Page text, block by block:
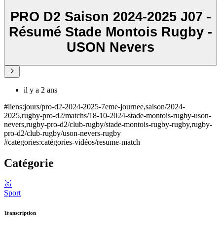
PRO D2 Saison 2024-2025 J07 -
Résumé Stade Montois Rugby -
USON Nevers
il y a 2 ans
#liens:jours/pro-d2-2024-2025-7eme-journee,saison/2024-
2025,rugby-pro-d2/matchs/18-10-2024-stade-montois-rugby-uson-
nevers,rugby-pro-d2/club-rugby/stade-montois-rugby-rugby,rugby-
pro-d2/club-rugby/uson-nevers-rugby
#categories:catégories-vidéos/resume-match
Catégorie
🥇
Sport
Transcription